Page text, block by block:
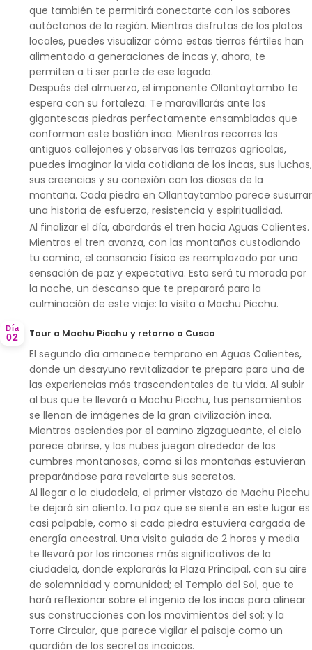
que también te permitirá conectarte con los sabores
autóctonos de la región. Mientras disfrutas de los platos
locales, puedes visualizar cómo estas tierras fértiles han
alimentado a generaciones de incas y, ahora, te
permiten a ti ser parte de ese legado.
Después del almuerzo, el imponente Ollantaytambo te
espera con su fortaleza. Te maravillarás ante las
gigantescas piedras perfectamente ensambladas que
conforman este bastión inca. Mientras recorres los
antiguos callejones y observas las terrazas agrícolas,
puedes imaginar la vida cotidiana de los incas, sus luchas,
sus creencias y su conexión con los dioses de la
montaña. Cada piedra en Ollantaytambo parece susurrar
una historia de esfuerzo, resistencia y espiritualidad.
Al finalizar el día, abordarás el tren hacia Aguas Calientes.
Mientras el tren avanza, con las montañas custodiando
tu camino, el cansancio físico es reemplazado por una
sensación de paz y expectativa. Esta será tu morada por
la noche, un descanso que te preparará para la
culminación de este viaje: la visita a Machu Picchu.
Día
02 Tour a Machu Picchu y retorno a Cusco
El segundo día amanece temprano en Aguas Calientes,
donde un desayuno revitalizador te prepara para una de
las experiencias más trascendentales de tu vida. Al subir
al bus que te llevará a Machu Picchu, tus pensamientos
se llenan de imágenes de la gran civilización inca.
Mientras asciendes por el camino zigzagueante, el cielo
parece abrirse, y las nubes juegan alrededor de las
cumbres montañosas, como si las montañas estuvieran
preparándose para revelarte sus secretos.
Al llegar a la ciudadela, el primer vistazo de Machu Picchu
te dejará sin aliento. La paz que se siente en este lugar es
casi palpable, como si cada piedra estuviera cargada de
energía ancestral. Una visita guiada de 2 horas y media
te llevará por los rincones más significativos de la
ciudadela, donde explorarás la Plaza Principal, con su aire
de solemnidad y comunidad; el Templo del Sol, que te
hará reflexionar sobre el ingenio de los incas para alinear
sus construcciones con los movimientos del sol; y la
Torre Circular, que parece vigilar el paisaje como un
guardián de los secretos incaicos.